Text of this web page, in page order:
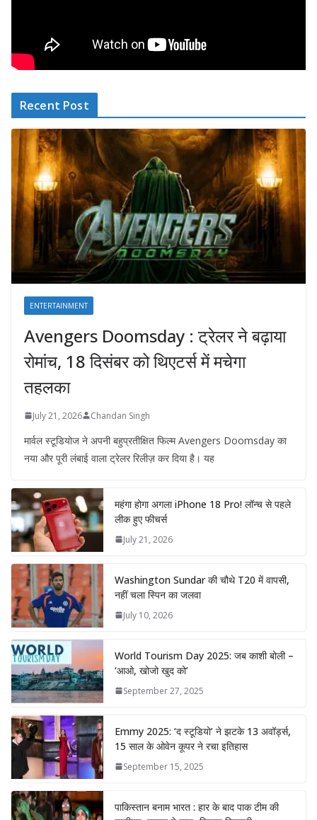
Recent Post
ENTERTAINMENT
Avengers Doomsday : ट्रेलर ने बढ़ाया
रोमांच, 18 दिसंबर को थिएटर्स में मचेगा
तहलका
July 21, 2026 Chandan Singh
मार्वल स्टूडियोज ने अपनी बहुप्रतीक्षित फिल्म Avengers Doomsday का
नया और पूरी लंबाई वाला ट्रेलर रिलीज़ कर दिया है। यह
महंगा होगा अगला iPhone 18 Pro! लॉन्च से पहले
लीक हुए फीचर्स
July 21, 2026
Washington Sundar की चौथे T20 में वापसी,
नहीं चला स्पिन का जलवा
July 10, 2026
World Tourism Day 2025: जब काशी बोली –
‘आओ, खोजो खुद को’
September 27, 2025
Emmy 2025: ‘द स्टूडियो’ ने झटके 13 अवॉर्ड्स,
15 साल के ओवेन कूपर ने रचा इतिहास
September 15, 2025
पाकिस्तान बनाम भारत : हार के बाद पाक टीम की